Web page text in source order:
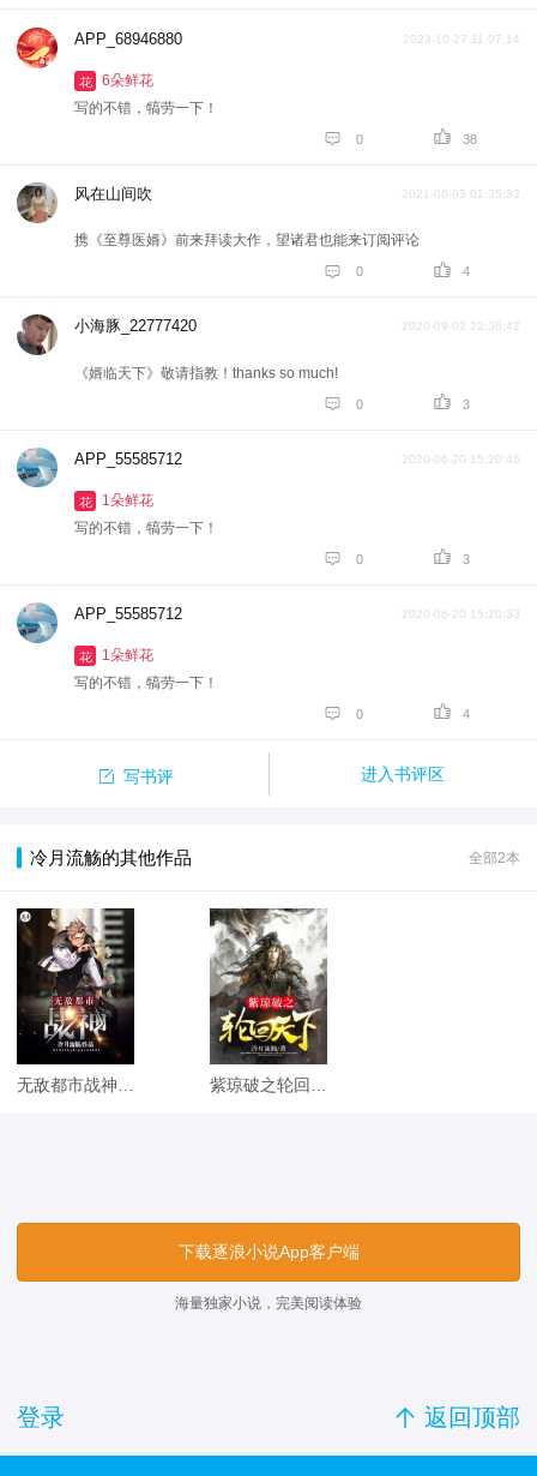
APP_68946880 2023-10-27 11:07:14
花
6朵鲜花
写的不错，犒劳一下！
 0  38
风在山间吹 2021-06-03 01:35:32
携《至尊医婿》前来拜读大作，望诸君也能来订阅评论
 0  4
小海豚_22777420 2020-09-02 22:36:42
《婿临天下》敬请指教！thanks so much!
 0  3
APP_55585712 2020-06-20 15:20:46
花
1朵鲜花
写的不错，犒劳一下！
 0  3
APP_55585712 2020-06-20 15:20:33
花
1朵鲜花
写的不错，犒劳一下！
 0  4
 写书评 进入书评区
冷月流觞的其他作品 全部2本
下载逐浪小说App客户端
海量独家小说，完美阅读体验
登录  返回顶部